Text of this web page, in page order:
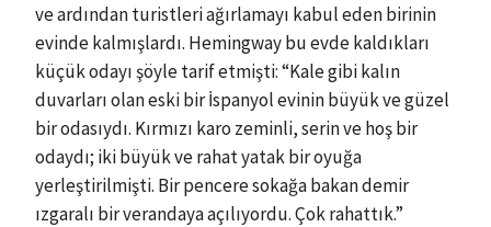
ve ardından turistleri ağırlamayı kabul eden birinin
evinde kalmışlardı. Hemingway bu evde kaldıkları
küçük odayı şöyle tarif etmişti: “Kale gibi kalın
duvarları olan eski bir İspanyol evinin büyük ve güzel
bir odasıydı. Kırmızı karo zeminli, serin ve hoş bir
odaydı; iki büyük ve rahat yatak bir oyuğa
yerleştirilmişti. Bir pencere sokağa bakan demir
ızgaralı bir verandaya açılıyordu. Çok rahattık.”